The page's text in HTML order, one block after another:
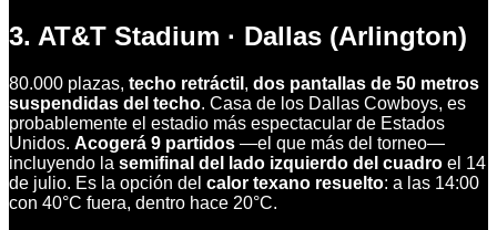
3. AT&T Stadium · Dallas (Arlington)
80.000 plazas, techo retráctil , dos pantallas de 50 metros
suspendidas del techo. Casa de los Dallas Cowboys, es
probablemente el estadio más espectacular de Estados
Unidos. Acogerá 9 partidos —el que más del torneo—
incluyendo la semifinal del lado izquierdo del cuadro el 14
de julio. Es la opción del calor texano resuelto: a las 14:00
con 40°C fuera, dentro hace 20°C.